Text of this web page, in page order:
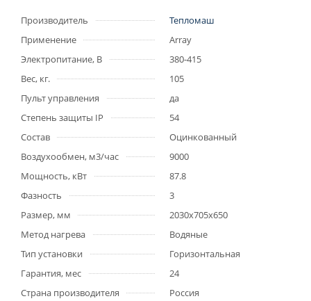
Производитель
Тепломаш
Применение
Array
Электропитание, В
380-415
Вес, кг.
105
Пульт управления
да
Степень защиты IP
54
Состав
Оцинкованный
Воздухообмен, м3/час
9000
Мощность, кВт
87.8
Фазность
3
Размер, мм
2030x705x650
Метод нагрева
Водяные
Тип установки
Горизонтальная
Гарантия, мес
24
Страна производителя
Россия